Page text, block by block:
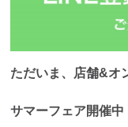
ただいま、店舗&オ
サマーフェア開催